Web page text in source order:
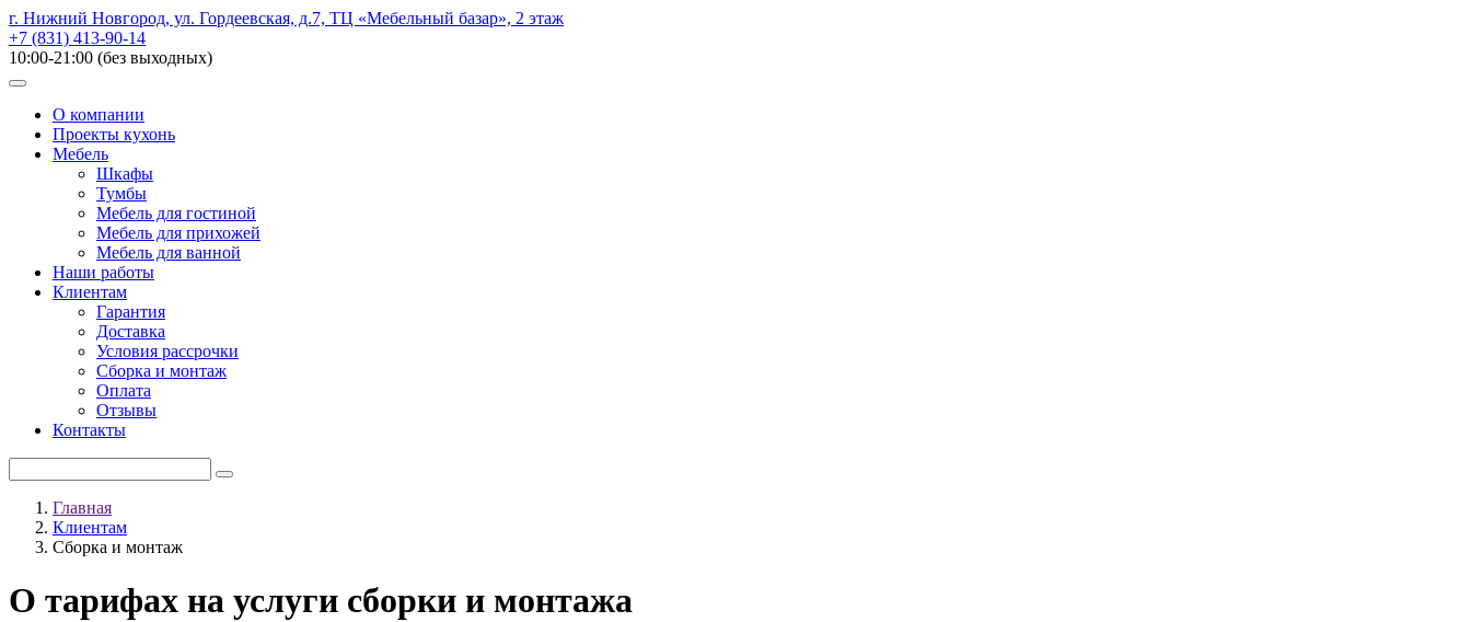
г. Нижний Новгород, ул. Гордеевская, д.7, ТЦ «Мебельный базар», 2 этаж
+7 (831) 413-90-14
10:00-21:00 (без выходных)
О компании
Проекты кухонь
Мебель
Шкафы
Тумбы
Мебель для гостиной
Мебель для прихожей
Мебель для ванной
Наши работы
Клиентам
Гарантия
Доставка
Условия рассрочки
Сборка и монтаж
Оплата
Отзывы
Контакты
Главная
Клиентам
Сборка и монтаж
О тарифах на услуги сборки и монтажа